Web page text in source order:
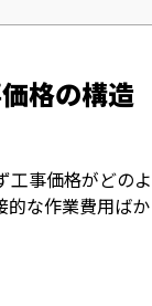
格の構造
事価格がどの
な作業費用ば